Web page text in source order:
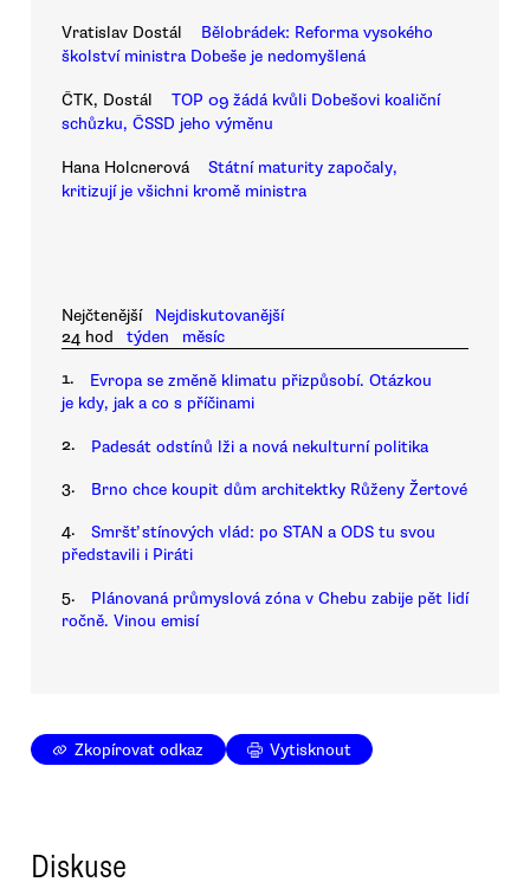
Vratislav Dostál
Bělobrádek: Reforma vysokého
školství ministra Dobeše je nedomyšlená
ČTK, Dostál
TOP 09 žádá kvůli Dobešovi koaliční
schůzku, ČSSD jeho výměnu
Hana Holcnerová
Státní maturity započaly,
kritizují je všichni kromě ministra
Nejčtenější
Nejdiskutovanější
24 hod
týden měsíc
1.
Evropa se změně klimatu přizpůsobí. Otázkou
je kdy, jak a co s příčinami
2. Padesát odstínů lži a nová nekulturní politika
3. Brno chce koupit dům architektky Růženy Žertové
4.
Smršť stínových vlád: po STAN a ODS tu svou
představili i Piráti
5.
Plánovaná průmyslová zóna v Chebu zabije pět lidí
ročně. Vinou emisí
Zkopírovat odkaz Vytisknout
Diskuse